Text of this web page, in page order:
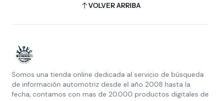
VOLVER ARRIBA
Somos una tienda online dedicada al servicio de búsqueda
de información automotriz desde el año 2008 hasta la
fecha, contamos con mas de 20.000 productos digitales de